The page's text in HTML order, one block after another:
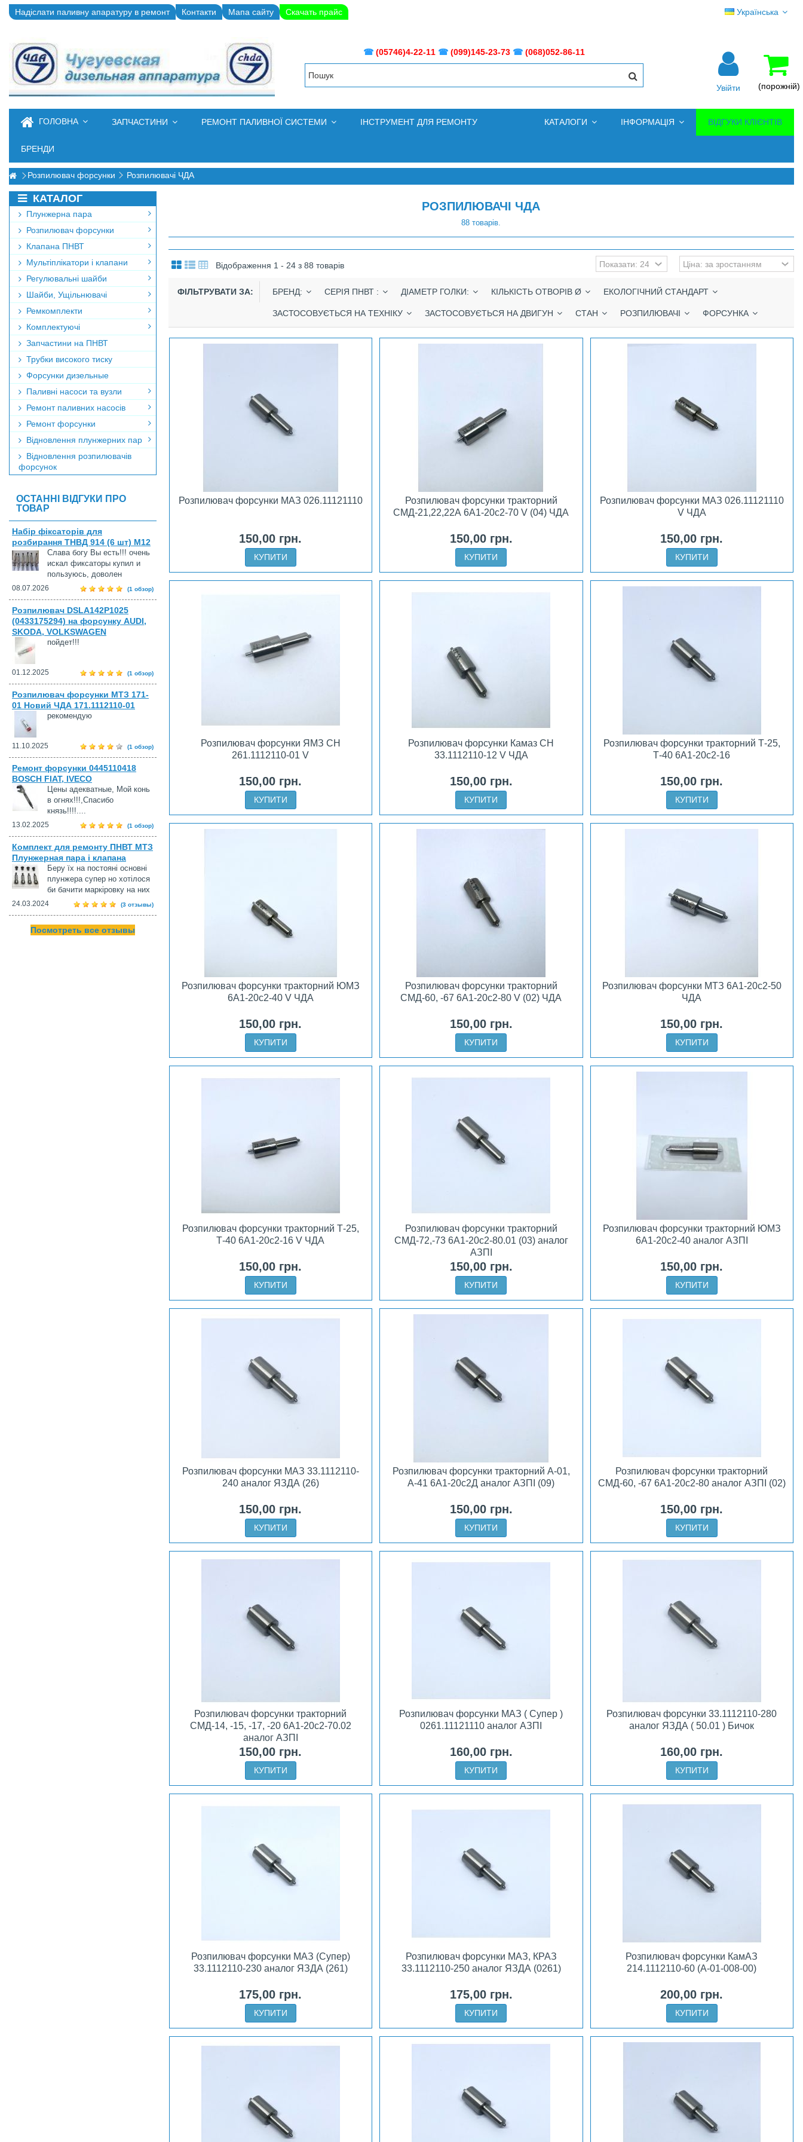
Українська
Надіслати паливну апаратуру в ремонт Контакти Мапа сайту Скачать прайс
☎ (05746)4-22-11 ☎ (099)145-23-73 ☎ (068)052-86-11
(порожній)
Увійти
ГОЛОВНА ЗАПЧАСТИНИ РЕМОНТ ПАЛИВНОЇ СИСТЕМИ ІНСТРУМЕНТ ДЛЯ РЕМОНТУ ВІДГУКИ КЛІЄНТІВ
ІНФОРМАЦІЯ
КАТАЛОГИ
БРЕНДИ
Розпилювач форсунки Розпилювачі ЧДА
РОЗПИЛЮВАЧІ ЧДА
88 товарів.
Відображення 1 - 24 з 88 товарів
ФІЛЬТРУВАТИ ЗА: БРЕНД: СЕРІЯ ПНВТ : ДІАМЕТР ГОЛКИ: КІЛЬКІСТЬ ОТВОРІВ Ø ЕКОЛОГІЧНИЙ СТАНДАРТ
ЗАСТОСОВУЄТЬСЯ НА ТЕХНІКУ ЗАСТОСОВУЄТЬСЯ НА ДВИГУН СТАН РОЗПИЛЮВАЧІ ФОРСУНКА
Розпилювач форсунки МАЗ 026.11121110
150,00 грн.
КУПИТИ
Розпилювач форсунки тракторний
СМД-21,22,22А 6А1-20с2-70 V (04) ЧДА
150,00 грн.
КУПИТИ
Розпилювач форсунки МАЗ 026.11121110
V ЧДА
150,00 грн.
КУПИТИ
Розпилювач форсунки ЯМЗ CH
261.1112110-01 V
150,00 грн.
КУПИТИ
Розпилювач форсунки Камаз CH
33.1112110-12 V ЧДА
150,00 грн.
КУПИТИ
Розпилювач форсунки тракторний Т-25,
Т-40 6А1-20с2-16
150,00 грн.
КУПИТИ
Розпилювач форсунки тракторний ЮМЗ
6А1-20с2-40 V ЧДА
150,00 грн.
КУПИТИ
Розпилювач форсунки тракторний
СМД-60, -67 6А1-20с2-80 V (02) ЧДА
150,00 грн.
КУПИТИ
Розпилювач форсунки МТЗ 6А1-20с2-50
ЧДА
150,00 грн.
КУПИТИ
Розпилювач форсунки тракторний Т-25,
Т-40 6А1-20с2-16 V ЧДА
150,00 грн.
КУПИТИ
Розпилювач форсунки тракторний
СМД-72,-73 6А1-20с2-80.01 (03) аналог
АЗПІ
150,00 грн.
КУПИТИ
Розпилювач форсунки тракторний ЮМЗ
6А1-20с2-40 аналог АЗПІ
150,00 грн.
КУПИТИ
Розпилювач форсунки МАЗ 33.1112110-
240 аналог ЯЗДА (26)
150,00 грн.
КУПИТИ
Розпилювач форсунки тракторний А-01,
А-41 6А1-20с2Д аналог АЗПІ (09)
150,00 грн.
КУПИТИ
Розпилювач форсунки тракторний
СМД-60, -67 6А1-20с2-80 аналог АЗПІ (02)
150,00 грн.
КУПИТИ
Розпилювач форсунки тракторний
СМД-14, -15, -17, -20 6А1-20с2-70.02
аналог АЗПІ
150,00 грн.
КУПИТИ
Розпилювач форсунки МАЗ ( Супер )
0261.11121110 аналог АЗПІ
160,00 грн.
КУПИТИ
Розпилювач форсунки 33.1112110-280
аналог ЯЗДА ( 50.01 ) Бичок
160,00 грн.
КУПИТИ
Розпилювач форсунки МАЗ (Супер)
33.1112110-230 аналог ЯЗДА (261)
175,00 грн.
КУПИТИ
Розпилювач форсунки МАЗ, КРАЗ
33.1112110-250 аналог ЯЗДА (0261)
175,00 грн.
КУПИТИ
Розпилювач форсунки КамАЗ
214.1112110-60 (А-01-008-00)
200,00 грн.
КУПИТИ
КАТАЛОГ
Плунжерна пара
Розпилювач форсунки
Клапана ПНВТ
Мультіплікатори і клапани
Регулювальні шайби
Шайби, Ущільнювачі
Ремкомплекти
Комплектуючі
Запчастини на ПНВТ
Трубки високого тиску
Форсунки дизельные
Паливні насоси та вузли
Ремонт паливних насосів
Ремонт форсунки
Відновлення плунжерних пар
Відновлення розпилювачів
форсунок
ОСТАННІ ВІДГУКИ ПРО
ТОВАР
Набір фіксаторів для
розбирання ТНВД 914 (6 шт) М12
Слава богу Вы есть!!! очень
искал фиксаторы купил и
пользуюсь, доволен
08.07.2026 (1 обзор)
Розпилювач DSLA142P1025
(0433175294) на форсунку AUDI,
SKODA, VOLKSWAGEN
пойдет!!!
01.12.2025 (1 обзор)
Розпилювач форсунки МТЗ 171-
01 Новий ЧДА 171.1112110-01
рекомендую
11.10.2025 (1 обзор)
Ремонт форсунки 0445110418
BOSCH FIAT, IVECO
Цены адекватные, Мой конь
в огнях!!!,Спасибо
князь!!!!....
13.02.2025 (1 обзор)
Комплект для ремонту ПНВТ МТЗ
Плунжерная пара і клапана
Беру їх на постояні основні
плунжера супер но хотілося
би бачити маркіровку на них
24.03.2024 (3 отзывы)
Посмотреть все отзывы